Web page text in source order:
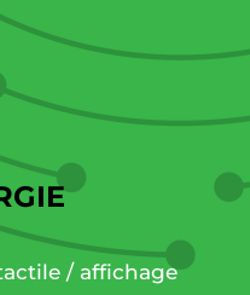
/ affichage